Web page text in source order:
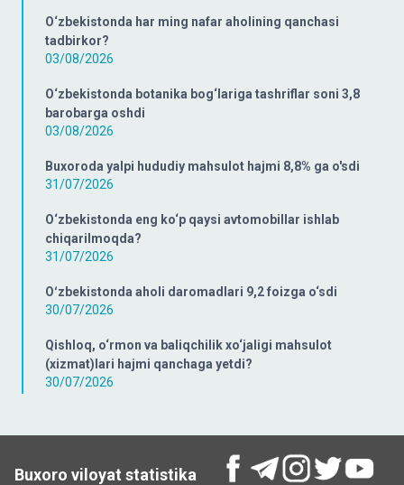
O‘zbekistonda har ming nafar aholining qanchasi
tadbirkor?
03/08/2026
O‘zbekistonda botanika bog‘lariga tashriflar soni 3,8
barobarga oshdi
03/08/2026
Buxoroda yalpi hududiy mahsulot hajmi 8,8% ga o'sdi
31/07/2026
O‘zbekistonda eng ko‘p qaysi avtomobillar ishlab
chiqarilmoqda?
31/07/2026
Oʻzbekistonda aholi daromadlari 9,2 foizga o‘sdi
30/07/2026
Qishloq, o‘rmon va baliqchilik xo‘jaligi mahsulot
(xizmat)lari hajmi qanchaga yetdi?
30/07/2026
Buxoro viloyat statistika